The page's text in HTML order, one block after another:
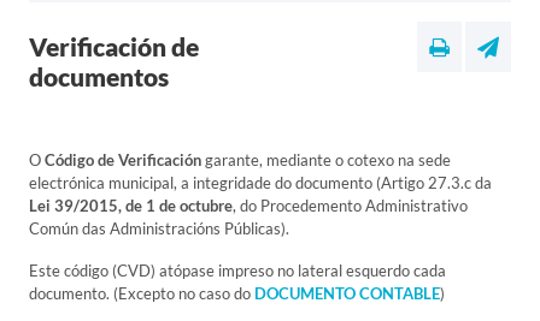
Verificación de
documentos
OCódigo de Verificacióngarante, mediante o cotexo na sede
electrónica municipal, a integridade do documento (Artigo 27.3.c da
Lei 39/2015, de 1 de octubre, do Procedemento Administrativo
Común das Administracións Públicas).
Este código (CVD) atópase impreso no lateral esquerdo cada
documento. (Excepto no caso do DOCUMENTO CONTABLE)